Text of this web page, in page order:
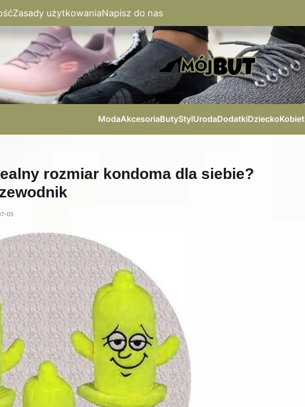
Zasady użytkowaniaNapisz do nas
ModaAkcesoriaButyStylUrodaDodatkiDziecko
rozmiar kondoma dla siebie?
05